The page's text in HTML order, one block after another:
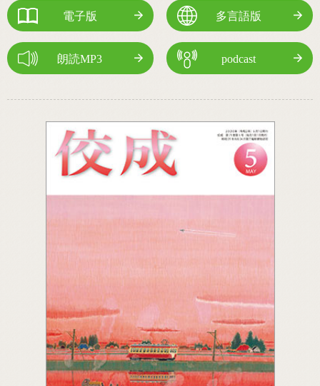
電子版 多言語版
朗読MP3 podcast